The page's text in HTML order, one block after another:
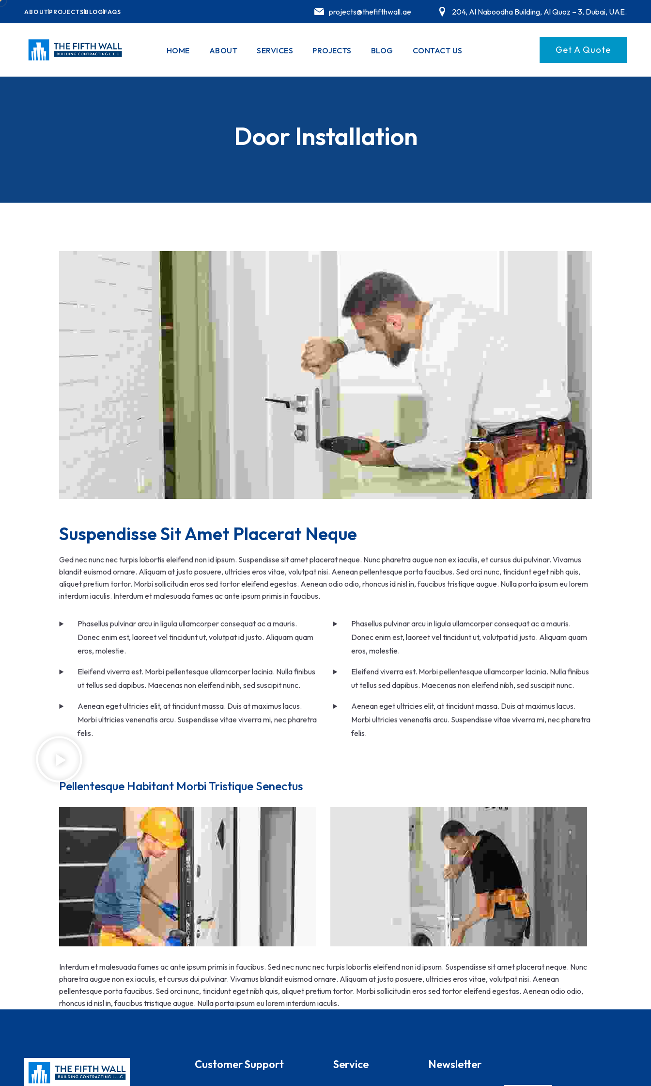
ABOUT PROJECTSBLOGFAQS projects@thefifthwall.ae 204, Al Naboodha Building, Al Quoz – 3, Dubai, UAE.
HOME ABOUT SERVICES PROJECTS BLOG CONTACT US Get A Quote
Door Installation
Suspendisse Sit Amet Placerat Neque
Ged nec nunc nec turpis lobortis eleifend non id ipsum. Suspendisse sit amet placerat neque. Nunc pharetra augue non ex iaculis, et cursus dui pulvinar. Vivamus
blandit euismod ornare. Aliquam at justo posuere, ultricies eros vitae, volutpat nisi. Aenean pellentesque porta faucibus. Sed orci nunc, tincidunt eget nibh quis,
aliquet pretium tortor. Morbi sollicitudin eros sed tortor eleifend egestas. Aenean odio odio, rhoncus id nisl in, faucibus tristique augue. Nulla porta ipsum eu lorem
interdum iaculis. Interdum et malesuada fames ac ante ipsum primis in faucibus.
Phasellus pulvinar arcu in ligula ullamcorper consequat ac a mauris.
Donec enim est, laoreet vel tincidunt ut, volutpat id justo. Aliquam quam
eros, molestie.
Eleifend viverra est. Morbi pellentesque ullamcorper lacinia. Nulla finibus
ut tellus sed dapibus. Maecenas non eleifend nibh, sed suscipit nunc.
Aenean eget ultricies elit, at tincidunt massa. Duis at maximus lacus.
Morbi ultricies venenatis arcu. Suspendisse vitae viverra mi, nec pharetra
felis.
Phasellus pulvinar arcu in ligula ullamcorper consequat ac a mauris.
Donec enim est, laoreet vel tincidunt ut, volutpat id justo. Aliquam quam
eros, molestie.
Eleifend viverra est. Morbi pellentesque ullamcorper lacinia. Nulla finibus
ut tellus sed dapibus. Maecenas non eleifend nibh, sed suscipit nunc.
Aenean eget ultricies elit, at tincidunt massa. Duis at maximus lacus.
Morbi ultricies venenatis arcu. Suspendisse vitae viverra mi, nec pharetra
felis.
Pellentesque Habitant Morbi Tristique Senectus
Interdum et malesuada fames ac ante ipsum primis in faucibus. Sed nec nunc nec turpis lobortis eleifend non id ipsum. Suspendisse sit amet placerat neque. Nunc
pharetra augue non ex iaculis, et cursus dui pulvinar. Vivamus blandit euismod ornare. Aliquam at justo posuere, ultricies eros vitae, volutpat nisi. Aenean
pellentesque porta faucibus. Sed orci nunc, tincidunt eget nibh quis, aliquet pretium tortor. Morbi sollicitudin eros sed tortor eleifend egestas. Aenean odio odio,
rhoncus id nisl in, faucibus tristique augue. Nulla porta ipsum eu lorem interdum iaculis.
Customer Support Service Newsletter